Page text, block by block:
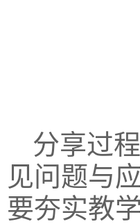
分享过
见问题与
要夯实教